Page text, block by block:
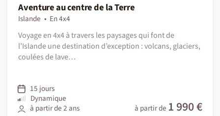
Aventure au centre de la Terre
Islande
En 4x4
Voyage en 4x4 à travers les paysages qui font de
l’Islande une destination d’exception : volcans, glaciers,
coulées de lave…
15 jours
Dynamique
à partir de 2 ans
à partir de 1 990 €